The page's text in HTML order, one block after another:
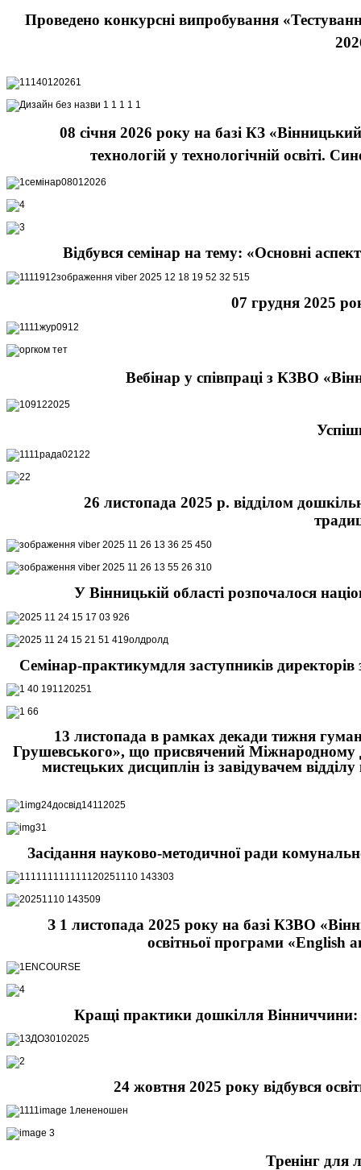
Проведено конкурсні випробування
08 січня 2026 року на базі КЗ
технологій у технологічній освіті.
Відбувся семінар на тему: «Основні
07 грудня 2025
Вебінар у співпраці з КЗВО
26 листопада 2025 р. відділом
У Вінницькій області розпочалося
Семінар-практикумдля заступників директорів
13 листопада в рамках декади тижня
Грушевського», що присвячений Міжнародному
мистецьких дисциплін із завідувачем
Засідання науково-методичної ради
З 1 листопада 2025 року на базі КЗВО
освітньої програми «English
Кращі практики дошкілля Вінниччини:
24 жовтня 2025 року відбувся
Тренінг для